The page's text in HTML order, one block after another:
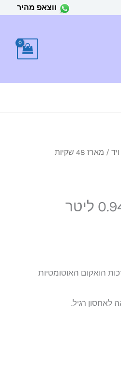
ווצאפ מהיר
/ מארז 48 שקיות
מארז 48 שקיות ואקום קטנות 0.94 ליטר
הואקום האוטומטיות